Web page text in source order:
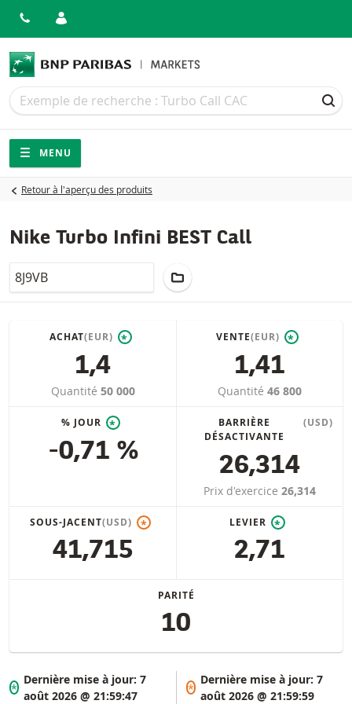
Recherche
Recherche
Navigation
Navigation sur le site
MENU
Retour à l'aperçu des produits
Nike Turbo Infini BEST Call
LocalCode
ACHAT(EUR) *
1,4
Quantité 50 000
VENTE(EUR) *
1,41
Quantité 46 800
% JOUR *
-0,71 %
BARRIÈRE
DÉSACTIVANTE
(USD)
26,314
Prix d'exercice 26,314
SOUS-JACENT(USD) *
41,715
LEVIER *
2,71
PARITÉ
10
*
Dernière mise à jour:7
août 2026 @ 21:59:47
*
Dernière mise à jour: 7
août 2026 @ 21:59:59